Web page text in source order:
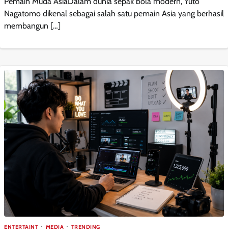
Nagatomo dikenal sebagai salah satu pemain Asia yang berhasil
membangun […]
ENTERTAINT MEDIA TRENDING